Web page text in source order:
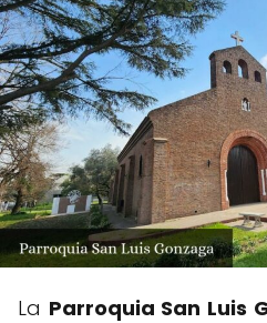
La Parroquia San Luis